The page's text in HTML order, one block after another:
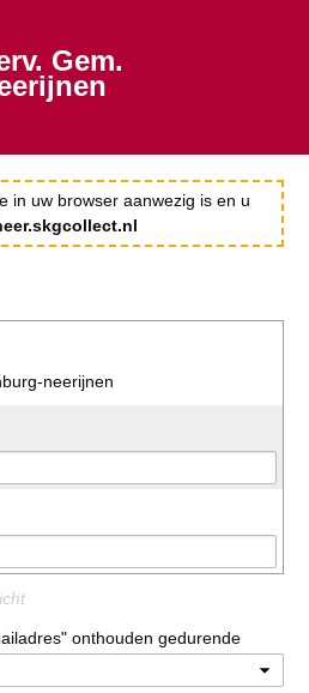
Gem.
in uw browser aanwezig is en u
neerijnen
onthouden gedurende